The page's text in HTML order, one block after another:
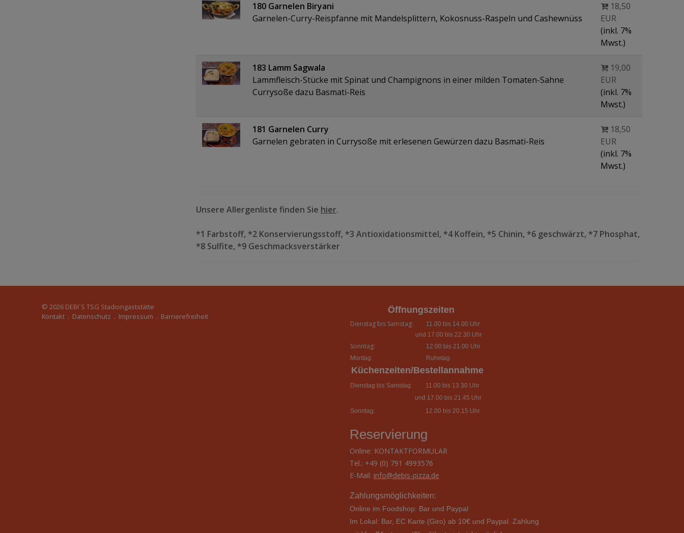
180 Garnelen Biryani
Garnelen-Curry-Reispfanne mit Mandelsplittern, Kokosnuss-Raspeln und Cashewnüss
18,50
EUR
(inkl. 7%
Mwst.)
183 Lamm Sagwala
Lammfleisch-Stücke mit Spinat und Champignons in einer milden Tomaten-Sahne
Currysoße dazu Basmati-Reis
19,00
EUR
(inkl. 7%
Mwst.)
181 Garnelen Curry
Garnelen gebraten in Currysoße mit erlesenen Gewürzen dazu Basmati-Reis
18,50
EUR
(inkl. 7%
Mwst.)
Unsere Allergenliste finden Sie hier.
*1 Farbstoff, *2 Konservierungsstoff, *3 Antioxidationsmittel, *4 Koffein, *5 Chinin, *6 geschwärzt, *7 Phosphat,
*8 Sulfite, *9 Geschmacksverstärker
© 2026 DEBI´S TSG Stadiongaststätte
Kontakt . Datenschutz . Impressum . Barrierefreiheit
Öffnungszeiten
Dienstag bis Samstag:
11.00 bis 14.00 Uhr
und 17.00 bis 22.30 Uhr
Sonntag:
12.00 bis 21.00 Uhr
Montag:
Ruhetag
Küchenzeiten/Bestellannahme
Dienstag bis Samstag:
11.00 bis 13.30 Uhr
und 17.00 bis 21.45 Uhr
Sonntag:
12.00 bis 20.15 Uhr
Reservierung
Online: KONTAKTFORMULAR
Tel.: +49 (0) 791 4993576
E-Mail: info@debis-pizza.de
Zahlungsmöglichkeiten:
Online im Foodshop: Bar und Paypal
Im Lokal: Bar, EC Karte (Giro) ab 10€ und Paypal. Zahlung